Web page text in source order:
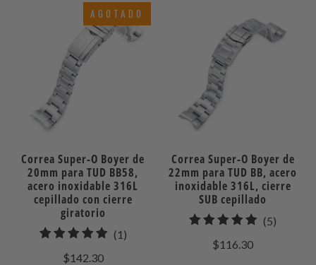
AGOTADO
Correa Super-O Boyer de
20mm para TUD BB58,
acero inoxidable 316L
cepillado con cierre
giratorio
(1)1
$142.30
Correa Super-O Boyer de
22mm para TUD BB, acero
inoxidable 316L, cierre
SUB cepillado
(5)
$116.30